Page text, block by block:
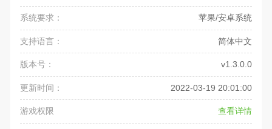
系统要求： 苹果/安卓系统
支持语言： 简体中文
版本号： v1.3.0.0
更新时间： 2022-03-19 20:01:00
游戏权限 查看详情